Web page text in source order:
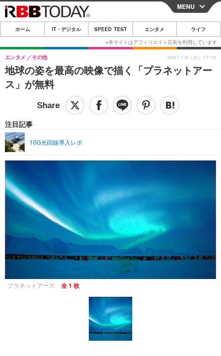
CLOSE
ホーム
IT・デジタル
IT・デジタルTOP スマートフォン
ショッピング その他
SPEED TEST
エンタメTOP 映画・ドラマ
ブログ
ショッピング その他
ライフTOP
リリース一覧
プッシュ通知の停止方法
MENU
ホーム IT・デジタル SPEED TEST エンタメ ライフ
地球の姿を最高の映像で描く「プラネットアー
ス」が無料
エンタメ その他
注目記事
10G光回線導入レポ
2007.1.9（火）17:13
プラネットアース 全 1 枚